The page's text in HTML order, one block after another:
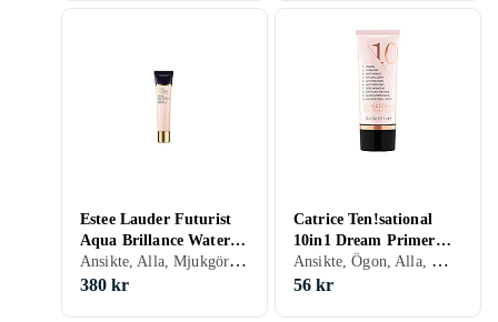
Estee Lauder Futurist
Aqua Brillance Watery
Glow Primer 40ml
Ansikte, Alla, Mjukgörande, Återfuktande, Lyster, Solskydd, Kräm
380 kr
Catrice Ten!sational
10in1 Dream Primer
30ml
Ansikte, Ögon, Alla, Mogen, Mjukgörande, Återfuktande, Lyster, Motverkar åldrande, Solskydd, Porminimering, Kräm
56 kr